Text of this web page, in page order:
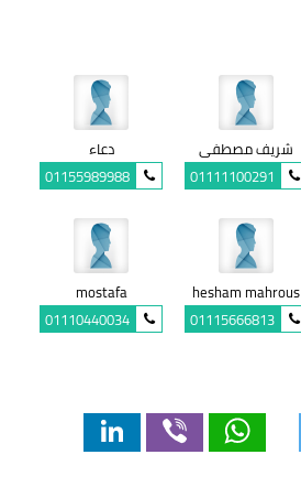
شريف مصطفى
01111100291
دعاء
01155989988
hesham mahrous
01115666813
mostafa
01110440034
WhatsApp